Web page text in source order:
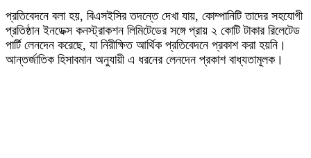
প্রতিবেদনে বলা হয়, বিএসইসির তদন্তে দেখা যায়, কোম্পানিটি তাদের সহযোগী
প্রতিষ্ঠান ইনডেক্স কনস্ট্রাকশন লিমিটেডের সঙ্গে প্রায় ২ কোটি টাকার রিলেটেড
পার্টি লেনদেন করেছে, যা নিরীক্ষিত আর্থিক প্রতিবেদনে প্রকাশ করা হয়নি।
আন্তর্জাতিক হিসাবমান অনুযায়ী এ ধরনের লেনদেন প্রকাশ বাধ্যতামূলক।